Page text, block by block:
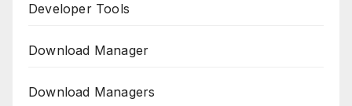
Developer Tools
Download Manager
Download Managers